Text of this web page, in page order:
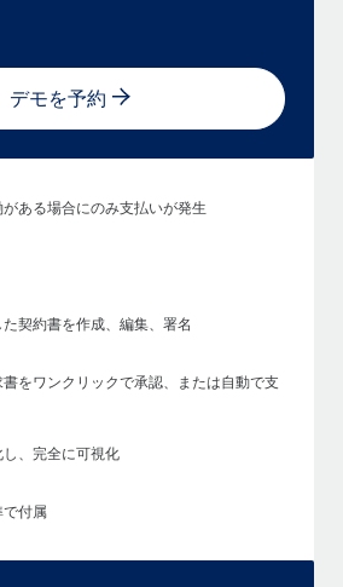
デモを予約
ある場合にのみ支払いが発生
契約書を作成、編集、署名
をワンクリックで承認、または自動で支
、完全に可視化
で付属